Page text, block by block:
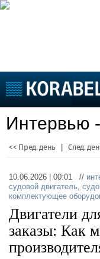
Судоходство
Судоремонт
Пресс-релизы
Рыболовство
ВМФ
Образование
Яхты и катера
Еще
Судостроение
Пульс
Интервью
<< Пред. день След.
10.06.2026 | 00:01 //
судовой двигатель,
комплектующее
Двигатели
заказы: Как